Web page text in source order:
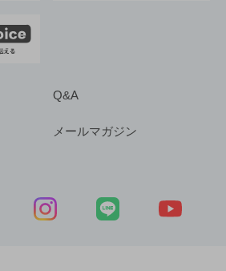
Q&A
メールマガジン